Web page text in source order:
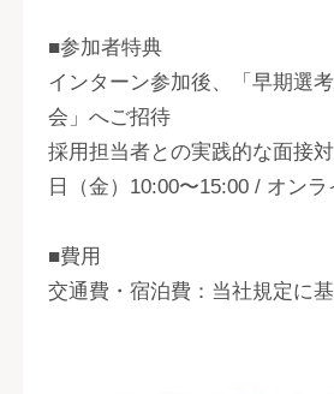
■参加者特典
インターン参加後、「早期選
会」へご招待
採用担当者との実践的な面接
日（金）10:00〜15:00 / オンラ
■費用
交通費・宿泊費：当社規定に